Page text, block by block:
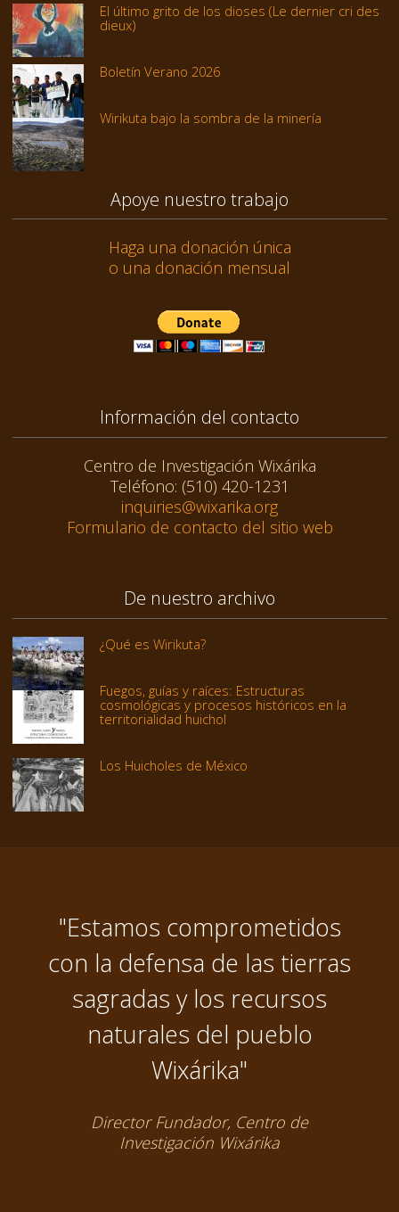
El último grito de los dioses (Le dernier cri des
dieux)
Boletín Verano 2026
Wirikuta bajo la sombra de la minería
Apoye nuestro trabajo
Haga una donación única
o una donación mensual
Información del contacto
Centro de Investigación Wixárika
Teléfono: (510) 420-1231
inquiries@wixarika.org
Formulario de contacto del sitio web
De nuestro archivo
¿Qué es Wirikuta?
Fuegos, guías y raíces: Estructuras
cosmológicas y procesos históricos en la
territorialidad huichol
Los Huicholes de México
"Estamos comprometidos
con la defensa de las tierras
sagradas y los recursos
naturales del pueblo
Wixárika"
Director Fundador, Centro de
Investigación Wixárika